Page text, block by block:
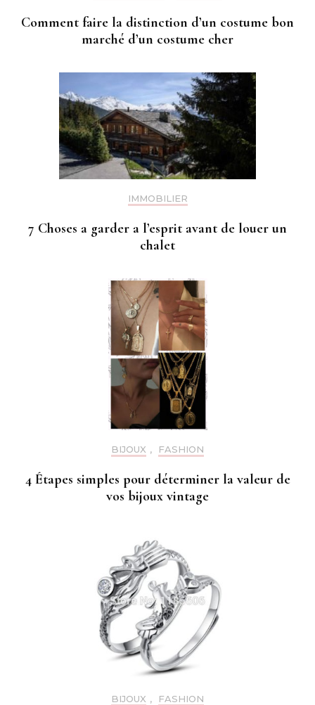
Comment faire la distinction d’un costume bon
marché d’un costume cher
IMMOBILIER
7 Choses a garder a l’esprit avant de louer un
chalet
BIJOUX , FASHION
4 Étapes simples pour déterminer la valeur de
vos bijoux vintage
BIJOUX , FASHION